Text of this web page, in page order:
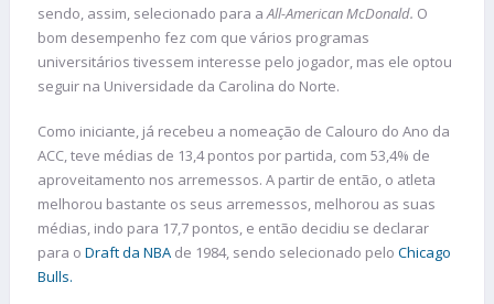
sendo, assim, selecionado para aAll-American McDonald. O
bom desempenho fez com que vários programas
universitários tivessem interesse pelo jogador, mas ele optou
seguir na Universidade da Carolina do Norte.
Como iniciante, já recebeu a nomeação de Calouro do Ano da
ACC, teve médias de 13,4 pontos por partida, com 53,4% de
aproveitamento nos arremessos. A partir de então, o atleta
melhorou bastante os seus arremessos, melhorou as suas
médias, indo para 17,7 pontos, e então decidiu se declarar
para o Draft da NBA de 1984, sendo selecionado pelo Chicago
Bulls.